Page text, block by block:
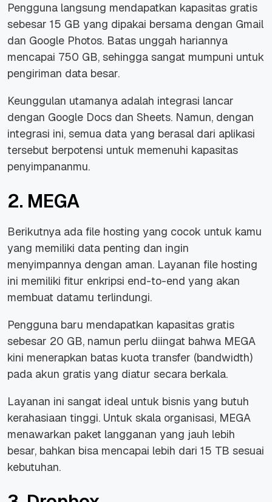
Pengguna langsung mendapatkan kapasitas gratis
sebesar 15 GB yang dipakai bersama dengan Gmail
dan Google Photos. Batas unggah hariannya
mencapai 750 GB, sehingga sangat mumpuni untuk
pengiriman data besar.
Keunggulan utamanya adalah integrasi lancar
dengan Google Docs dan Sheets. Namun, dengan
integrasi ini, semua data yang berasal dari aplikasi
tersebut berpotensi untuk memenuhi kapasitas
penyimpananmu.
2. MEGA
Berikutnya ada file hosting yang cocok untuk kamu
yang memiliki data penting dan ingin
menyimpannya dengan aman. Layanan file hosting
ini memiliki fitur enkripsi end-to-end yang akan
membuat datamu terlindungi.
Pengguna baru mendapatkan kapasitas gratis
sebesar 20 GB, namun perlu diingat bahwa MEGA
kini menerapkan batas kuota transfer (bandwidth)
pada akun gratis yang diatur secara berkala.
Layanan ini sangat ideal untuk bisnis yang butuh
kerahasiaan tinggi. Untuk skala organisasi, MEGA
menawarkan paket langganan yang jauh lebih
besar, bahkan bisa mencapai lebih dari 15 TB sesuai
kebutuhan.